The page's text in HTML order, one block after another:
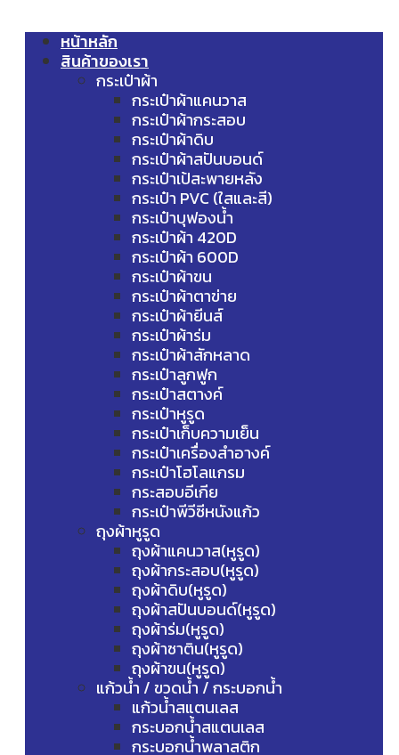
หน้าหลัก
สินค้าของเรา
กระเป๋าผ้า
กระเป๋าผ้าแคนวาส
กระเป๋าผ้ากระสอบ
กระเป๋าผ้าดิบ
กระเป๋าผ้าสปันบอนด์
กระเป๋าเป้สะพายหลัง
กระเป๋า PVC (ใสและสี)
กระเป๋าบุฟองน้ำ
กระเป๋าผ้า 420D
กระเป๋าผ้า 600D
กระเป๋าผ้าขน
กระเป๋าผ้าตาข่าย
กระเป๋าผ้ายีนส์
กระเป๋าผ้าร่ม
กระเป๋าผ้าสักหลาด
กระเป๋าลูกฟูก
กระเป๋าสตางค์
กระเป๋าหูรูด
กระเป๋าเก็บความเย็น
กระเป๋าเครื่องสำอางค์
กระเป๋าโฮโลแกรม
กระสอบอีเกีย
กระเป๋าพีวีซีหนังแก้ว
ถุงผ้าหูรูด
ถุงผ้าแคนวาส(หูรูด)
ถุงผ้ากระสอบ(หูรูด)
ถุงผ้าดิบ(หูรูด)
ถุงผ้าสปันบอนด์(หูรูด)
ถุงผ้าร่ม(หูรูด)
ถุงผ้าซาติน(หูรูด)
ถุงผ้าขน(หูรูด)
แก้วน้ำ / ขวดน้ำ / กระบอกน้ำ
แก้วน้ำสแตนเลส
กระบอกน้ำสแตนเลส
กระบอกน้ำพลาสติก